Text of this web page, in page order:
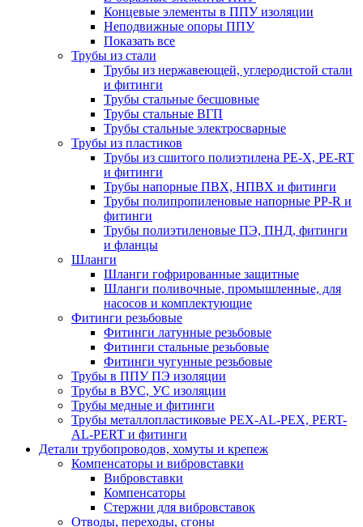
Концевые элементы в ППУ изоляции
Неподвижные опоры ППУ
Показать все
Трубы из стали
Трубы из нержавеющей, углеродистой стали
и фитинги
Трубы стальные бесшовные
Трубы стальные ВГП
Трубы стальные электросварные
Трубы из пластиков
Трубы из сшитого полиэтилена PE-X, PE-RT
и фитинги
Трубы напорные ПВХ, НПВХ и фитинги
Трубы полипропиленовые напорные PP-R и
фитинги
Трубы полиэтиленовые ПЭ, ПНД, фитинги
и фланцы
Шланги
Шланги гофрированные защитные
Шланги поливочные, промышленные, для
насосов и комплектующие
Фитинги резьбовые
Фитинги латунные резьбовые
Фитинги стальные резьбовые
Фитинги чугунные резьбовые
Трубы в ППУ ПЭ изоляции
Трубы в ВУС, УС изоляции
Трубы медные и фитинги
Трубы металлопластиковые PEX-AL-PEX, PERT-
AL-PERT и фитинги
Детали трубопроводов, хомуты и крепеж
Компенсаторы и вибровставки
Вибровставки
Компенсаторы
Стержни для вибровставок
Отводы, переходы, сгоны